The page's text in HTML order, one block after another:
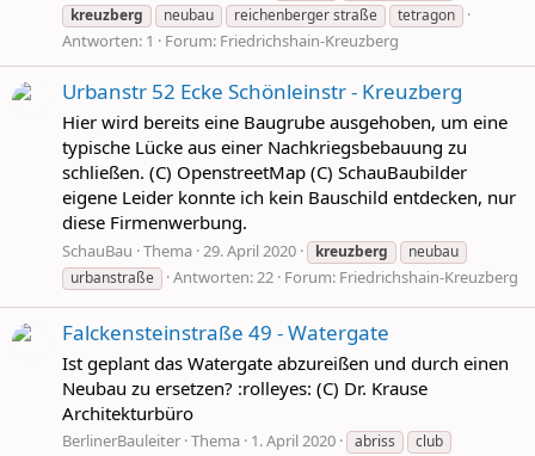
kreuzberg neubau reichenberger straße tetragon
Antworten: 1 Forum: Friedrichshain-Kreuzberg
Urbanstr 52 Ecke Schönleinstr - Kreuzberg
Hier wird bereits eine Baugrube ausgehoben, um eine
typische Lücke aus einer Nachkriegsbebauung zu
schließen. (C) OpenstreetMap (C) SchauBaubilder
eigene Leider konnte ich kein Bauschild entdecken, nur
diese Firmenwerbung.
SchauBau Thema 29. April 2020 kreuzberg
neubau
urbanstraße
Antworten: 22 Forum: Friedrichshain-Kreuzberg
Falckensteinstraße 49 - Watergate
Ist geplant das Watergate abzureißen und durch einen
Neubau zu ersetzen? :rolleyes: (C) Dr. Krause
Architekturbüro
BerlinerBauleiter Thema 1. April 2020 abriss
club